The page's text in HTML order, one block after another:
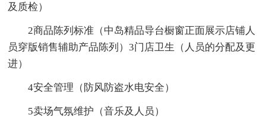
及质检）
2商品陈列标准（中岛精品导台橱窗正面展示店铺人
员穿版销售辅助产品陈列）3门店卫生（人员的分配及更
进）
4安全管理（防风防盗水电安全）
5卖场气氛维护（音乐及人员）